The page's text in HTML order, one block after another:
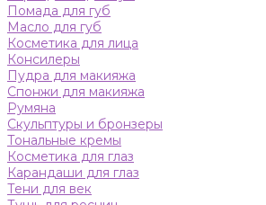
Помада для губ
Масло для губ
Косметика для лица
Консилеры
Пудра для макияжа
Спонжи для макияжа
Румяна
Скульптуры и бронзеры
Тональные кремы
Косметика для глаз
Карандаши для глаз
Тени для век